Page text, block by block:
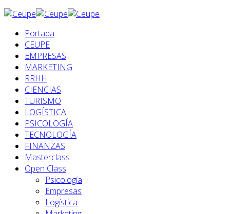
Portada
CEUPE
EMPRESAS
MARKETING
RRHH
CIENCIAS
TURISMO
LOGÍSTICA
PSICOLOGÍA
TECNOLOGÍA
FINANZAS
Masterclass
Open Class
Psicología
Empresas
Logística